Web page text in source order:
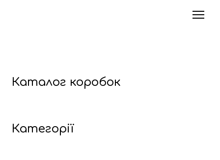
Каталог коробок
Категорії